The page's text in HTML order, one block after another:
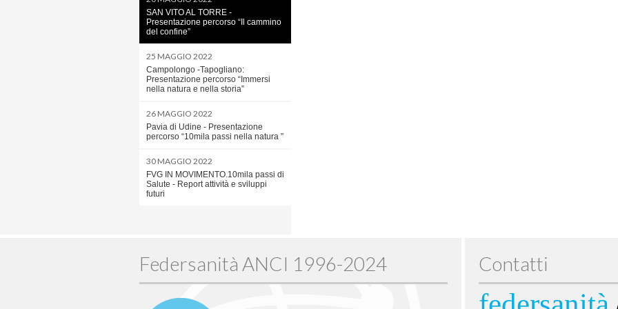
SAN VITO AL TORRE -
Presentazione percorso “Il cammino
del confine”
25 MAGGIO 2022
Campolongo -Tapogliano:
Presentazione percorso “Immersi
nella natura e nella storia”
26 MAGGIO 2022
Pavia di Udine - Presentazione
percorso “10mila passi nella natura ”
30 MAGGIO 2022
FVG IN MOVIMENTO.10mila passi di
Salute - Report attività e sviluppi
futuri
Federsanità ANCI 1996-2024 Contatti